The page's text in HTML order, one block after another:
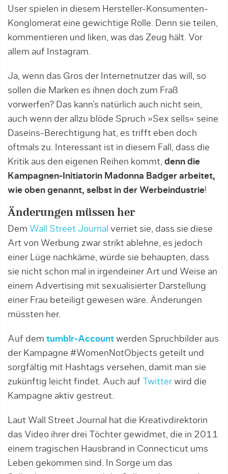
User spielen in diesem Hersteller-Konsumenten-
Konglomerat eine gewichtige Rolle. Denn sie teilen,
kommentieren und liken, was das Zeug hält. Vor
allem auf Instagram.
Ja, wenn das Gros der Internetnutzer das will, so
sollen die Marken es ihnen doch zum Fraß
vorwerfen? Das kann’s natürlich auch nicht sein,
auch wenn der allzu blöde Spruch »Sex sells« seine
Daseins-Berechtigung hat, es trifft eben doch
oftmals zu. Interessant ist in diesem Fall, dass die
Kritik aus den eigenen Reihen kommt, denn die
Kampagnen-Initiatorin Madonna Badger arbeitet,
wie oben genannt, selbst in der Werbeindustrie!
Änderungen müssen her
Dem Wall Street Journal verriet sie, dass sie diese
Art von Werbung zwar strikt ablehne, es jedoch
einer Lüge nachkäme, würde sie behaupten, dass
sie nicht schon mal in irgendeiner Art und Weise an
einem Advertising mit sexualisierter Darstellung
einer Frau beteiligt gewesen wäre. Änderungen
müssten her.
Auf dem tumblr-Account werden Spruchbilder aus
der Kampagne #WomenNotObjects geteilt und
sorgfältig mit Hashtags versehen, damit man sie
zukünftig leicht findet. Auch auf
Twitter wird die
Kampagne aktiv gestreut.
Laut Wall Street Journal hat die Kreativdirektorin
das Video ihrer drei Töchter gewidmet, die in 2011
einem tragischen Hausbrand in Connecticut ums
Leben gekommen sind. In Sorge um das